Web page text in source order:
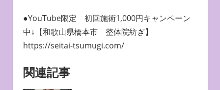
●YouTube限定 初回施術1,000円キャンペーン
中↓【和歌山県橋本市 整体院紡ぎ】
https://seitai-tsumugi.com/
関連記事